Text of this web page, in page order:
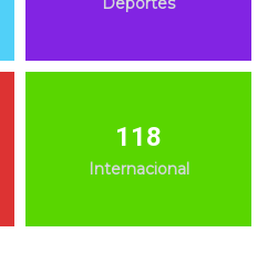
118
Internacional